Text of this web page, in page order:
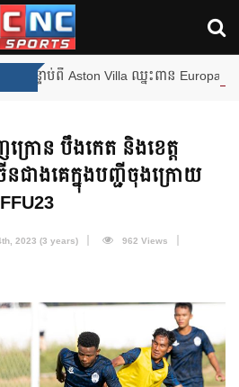
ពី Aston Villa ឈ្នះពាន Europa League
ក្រោន បឹងកេត និងខេត្ត
នជាងគេក្នុងបញ្ជីចុងក្រោយ
2023 (3 years) 962 Views